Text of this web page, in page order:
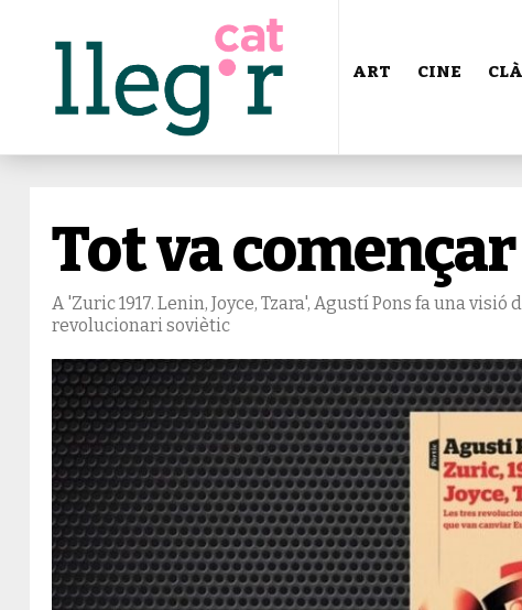
ART CINE
Tot va començar
A 'Zuric 1917. Lenin, Joyce, Tzara', Agustí Pons fa una
revolucionari soviètic